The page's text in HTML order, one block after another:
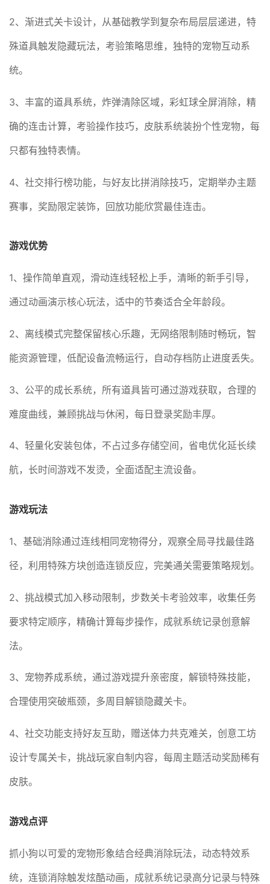
2、渐进式关卡设计，从基础教学到复杂布局层层递进，特
殊道具触发隐藏玩法，考验策略思维，独特的宠物互动系
统。
3、丰富的道具系统，炸弹清除区域，彩虹球全屏消除，精
确的连击计算，考验操作技巧，皮肤系统装扮个性宠物，每
只都有独特表情。
4、社交排行榜功能，与好友比拼消除技巧，定期举办主题
赛事，奖励限定装饰，回放功能欣赏最佳连击。
游戏优势
1、操作简单直观，滑动连线轻松上手，清晰的新手引导，
通过动画演示核心玩法，适中的节奏适合全年龄段。
2、离线模式完整保留核心乐趣，无网络限制随时畅玩，智
能资源管理，低配设备流畅运行，自动存档防止进度丢失。
3、公平的成长系统，所有道具皆可通过游戏获取，合理的
难度曲线，兼顾挑战与休闲，每日登录奖励丰厚。
4、轻量化安装包体，不占过多存储空间，省电优化延长续
航，长时间游戏不发烫，全面适配主流设备。
游戏玩法
1、基础消除通过连线相同宠物得分，观察全局寻找最佳路
径，利用特殊方块创造连锁反应，完美通关需要策略规划。
2、挑战模式加入移动限制，步数关卡考验效率，收集任务
要求特定顺序，精确计算每步操作，成就系统记录创意解
法。
3、宠物养成系统，通过游戏提升亲密度，解锁特殊技能，
合理使用突破瓶颈，多周目解锁隐藏关卡。
4、社交功能支持好友互助，赠送体力共克难关，创意工坊
设计专属关卡，挑战玩家自制内容，每周主题活动奖励稀有
皮肤。
游戏点评
抓小狗以可爱的宠物形象结合经典消除玩法，动态特效系
统，连锁消除触发炫酷动画，成就系统记录高分记录与特殊